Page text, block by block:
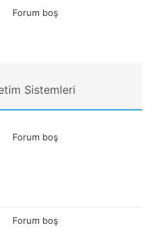
Forum boş
Sistemleri
Forum boş
Forum boş